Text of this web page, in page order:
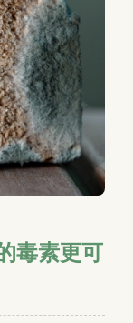
毒素更可